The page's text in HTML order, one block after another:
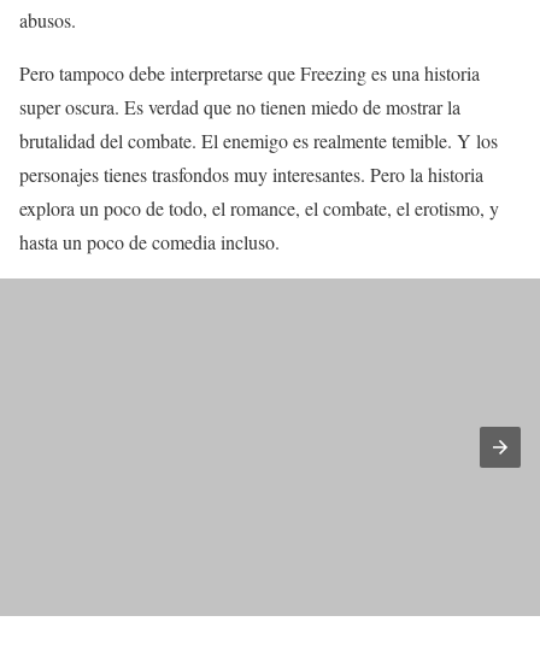
abusos.
Pero tampoco debe interpretarse que Freezing es una historia
super oscura. Es verdad que no tienen miedo de mostrar la
brutalidad del combate. El enemigo es realmente temible. Y los
personajes tienes trasfondos muy interesantes. Pero la historia
explora un poco de todo, el romance, el combate, el erotismo, y
hasta un poco de comedia incluso.